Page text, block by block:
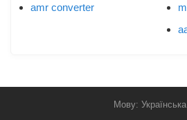
amr converter
Мову: Українська‬